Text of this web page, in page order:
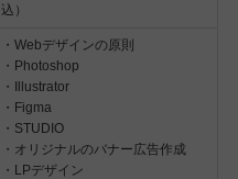
込）
・Webデザインの原則
・Photoshop
・Illustrator
・Figma
・STUDIO
・オリジナルのバナー広告作成
・LPデザイン